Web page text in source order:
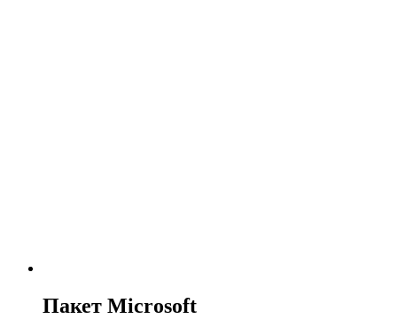
Пакет Microsoft